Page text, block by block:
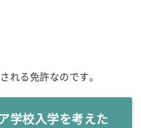
れる免許なのです。
学校入学を考えた